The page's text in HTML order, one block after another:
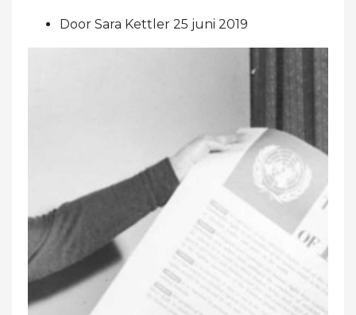
Door Sara Kettler 25 juni 2019